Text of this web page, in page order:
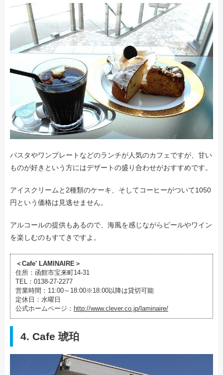
パスタやワンプレートなどのランチが人気のカフェですが、甘い
ものが好きという方にはデザートの盛り合わせがおすすめです。
アイスクリームと2種類のケーキ、そしてコーヒーがついて1050
円という価格は見逃せません。
アルコールの提供もあるので、海風を感じながらビールやワイン
を楽しむのもすてきですよ。
＜Cafe' LAMINAIRE＞
住所：函館市宝来町14-31
TEL：0138-27-2277
営業時間：11:00～18:00※18:00以降は貸切可能
定休日：水曜日
公式ホームページ： http://www.clever.co.jp/laminaire/
4. Cafe 琥珀